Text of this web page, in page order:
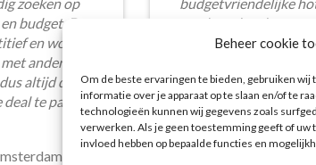
Beheer cookie
Om de beste ervaringen te bieden, gebruiken
informatie over je apparaat op te slaan en/of te
technologieën kunnen wij gegevens zoals
verwerken. Als je geen toestemming geeft of
invloed hebben op bepaalde functies en
budget. De
en worden
andere
altijd de
te pakken
een breed scala aan
zoekfilters maakten
aansluiten bij mijn
Tim Beukers